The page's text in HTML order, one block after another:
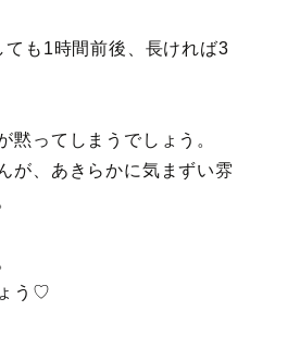
も1時間前後、長ければ3
黙ってしまうでしょう。
が、あきらかに気まずい雰
う♡